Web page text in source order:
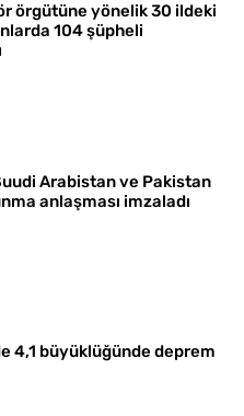
örgütüne yönelik 30 ildeki
104 şüpheli
Arabistan ve Pakistan
anlaşması imzaladı
4,1 büyüklüğünde deprem